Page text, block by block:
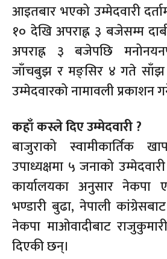
आइतबार भएको उम्मेदवारी
१० देखि अपराह्न ३ बजेसम्म
अपराह्न ३ बजेपछि
जाँचबुझ र मङ्सिर ४ गते
उम्मेदवारको नामावली प्रकाशन
कहाँ कस्ले दिए उम्मेदवारी ?
बाजुराको स्वामीकार्तिक
उपाध्यक्षमा ५ जनाको
कार्यालयका अनुसार नेकपा
भण्डारी बुढा, नेपाली
नेकपा माओवादीबाट
दिएकी छन्।